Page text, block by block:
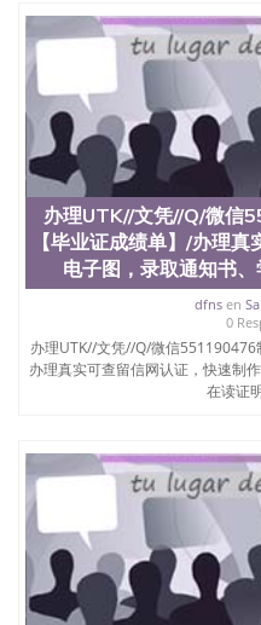
551190476哪里可以办理
请学校办理假的毕业证成
可以办理水印成绩单
GPA分数551190476假
假文凭网上能查到吗
QQ微信551190476办假
国外毕业证去哪认证QQ
QQ微信551190476国外
551190476快速代办国外
速拿到国外文凭QQ微信
QQ微信551190476国外
551190476泰国文凭办理
回国证明QQ微信
551190476外国文凭在中
德国留学回国证明QQ微
证明QQ微信551190476
551190476 网上买文凭可
外文凭质量QQ微信
551190476办国外文凭可
外大学有毕业证QQ微信
格QQ微信551190476国
办理国外文凭要交定金吗
查文凭QQ微信
微信551190476学士学位
551190476 国外资格证书
办理学历认证QQ微信
办理UTK//文凭//Q/微信
【毕业证成绩单】/办理
电子图，录取通知书
dfnsen
0
办理UTK//文凭//Q/微信
办理真实可查留信网认证，快速制
在读证